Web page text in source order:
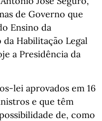
de Governo que
Ensino da
Habilitação Legal
a Presidência da
lei aprovados em 16
e que têm
de, como